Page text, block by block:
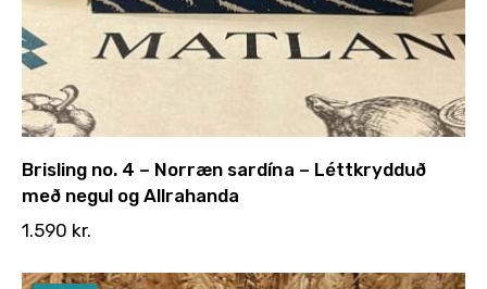
Brisling no. 4 – Norræn sardína – Léttkrydduð
með negul og Allrahanda
1.590 kr.